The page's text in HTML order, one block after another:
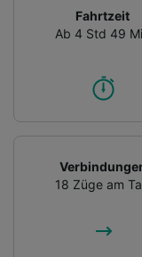
Fahrtzeit
Ab 4 Std 49
18 Züge am